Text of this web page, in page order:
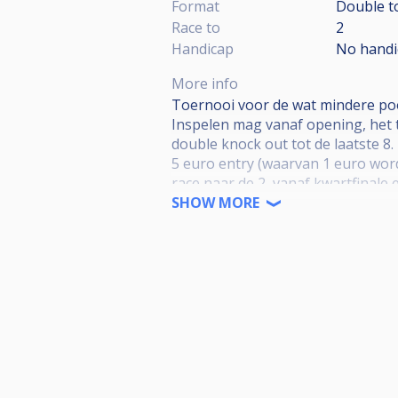
Format
Double
Race to
2
Handicap
No
More info
Toernooi voor de wat mindere
Inspelen mag vanaf opening,
double knock out tot de laatste 8.
5 euro entry (waarvan 1 euro
race naar de 2, vanaf kwartfinale
Finaledag ranking nog te bepalen.
SHOW MORE